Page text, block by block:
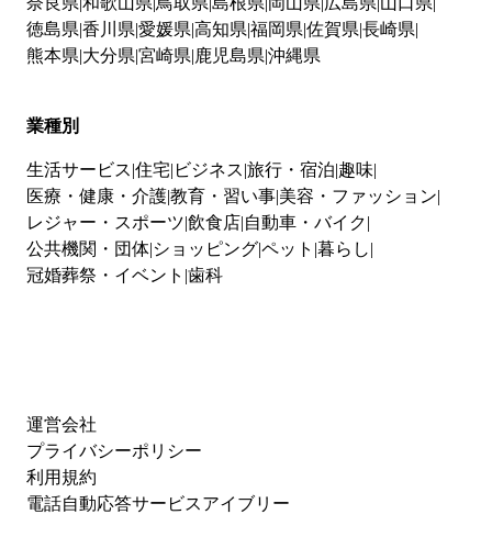
徳島県 香川県 愛媛県 高知県 福岡県 佐賀県 長崎県
熊本県 大分県 宮崎県 鹿児島県 沖縄県
業種別
生活サービス 住宅 ビジネス 旅行・宿泊 趣味
医療・健康・介護教育・習い事 美容・ファッション
レジャー・スポーツ 飲食店 自動車・バイク
公共機関・団体 ショッピングペット 暮らし
冠婚葬祭・イベント 歯科
運営会社
プライバシーポリシー
利用規約
電話自動応答サービスアイブリー